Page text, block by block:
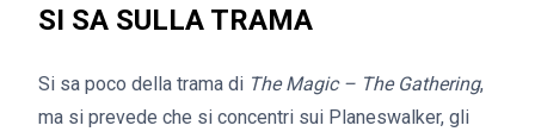
SI SA SULLA TRAMA
Si sa poco della trama di The Magic – The Gathering,
ma si prevede che si concentri sui Planeswalker, gli